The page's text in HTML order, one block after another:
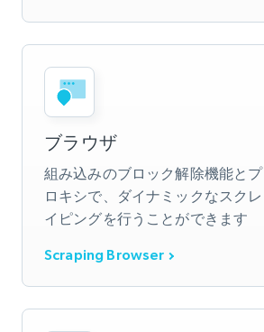
ブラウザ
組み込みのブロック解除機能とプ
ロキシで、ダイナミックなスクレ
イピングを行うことができます
Scraping Browser